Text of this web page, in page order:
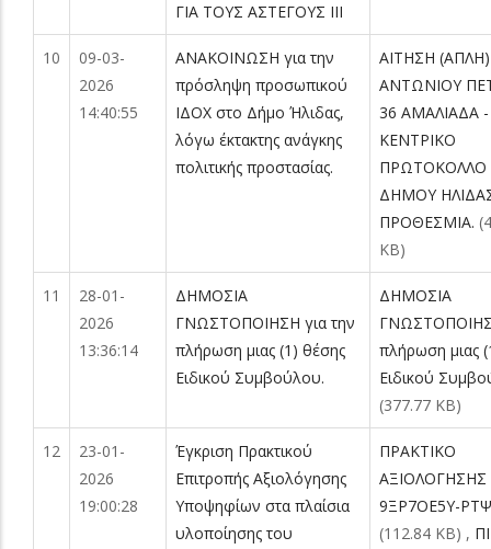
ΓΙΑ ΤΟΥΣ ΑΣΤΕΓΟΥΣ ΙΙΙ
10
09-03-
2026
14:40:55
ΑΝΑΚΟΙΝΩΣΗ για την
πρόσληψη προσωπικού
ΙΔΟΧ στο Δήμο Ήλιδας,
λόγω έκτακτης ανάγκης
πολιτικής προστασίας.
ΑΙΤΗΣΗ (ΑΠΛΗ)
ΑΝΤΩΝΙΟΥ
36 ΑΜΑΛΙΑΔΑ -
ΚΕΝΤΡΙΚΟ
ΠΡΩΤΟΚΟΛΛΟ
ΔΗΜΟΥ
ΠΡΟΘΕΣΜΙΑ.
KB)
11
28-01-
2026
13:36:14
ΔΗΜΟΣΙΑ
ΓΝΩΣΤΟΠΟΙΗΣΗ για την
πλήρωση μιας (1) θέσης
Ειδικού Συμβούλου.
ΔΗΜΟΣΙΑ
πλήρωση μιας
Ειδικού
(377.77 KB)
12
23-01-
2026
19:00:28
Έγκριση Πρακτικού
Επιτροπής Αξιολόγησης
Υποψηφίων στα πλαίσια
υλοποίησης του
ΠΡΑΚΤΙΚΟ
ΑΞΙΟΛΟΓΗΣΗΣ
9ΞΡ7ΟΕ5Υ-
(112.84 KB) ,